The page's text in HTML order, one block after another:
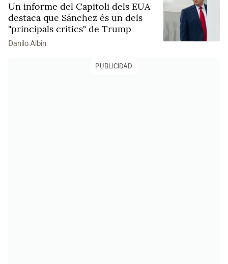
Un informe del Capitoli dels EUA
destaca que Sánchez és un dels
"principals crítics" de Trump
Danilo Albin
PUBLICIDAD